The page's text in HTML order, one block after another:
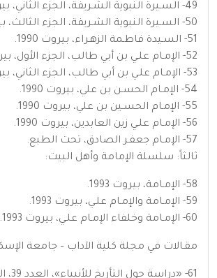
49- السـيرة النبوية الشـريفة، الجزء الثاني، بيروت 1990.
50- السـيرة النبوية الشـريفة، الجزء الثالث، بيروت 1990.
51- السـيدة فاطـمة الزهـراء، بيروت 1990.
52- الإمـام علـي بن أبي طالب، الجزء الأول، بيروت 1990.
53- الإمـام علـي بن أبي طالب، الجزء الثاني، بيروت 1990.
54- الإمـام الحسـن بن علي، بيروت 1990.
55- الإمـام الحسـين بن علي، بيروت 1990.
56- الإمـام علـي زين العابدين، بيروت 1990.
57- الإمـام جعفـر الصادق، تحت الطبع.
ثالثاً: سلسلة الإمامة وأهل البيت:
58- الإمـامة، بيروت 1993.
59- الإمـامة والإمـام علـي، بيروت 1993.
60- الإمـامة وخلفاء الإمـام علـي، بيروت 1993.
مقـالات في مجلة كلية الآداب – جامعة
61- «دراسة حول التأريخ للأنبياء»، العدد 39، الإسكندرية 1992.